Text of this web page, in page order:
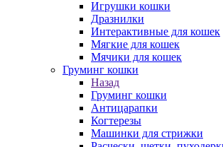
Игрушки кошки
Дразнилки
Интерактивные для кошек
Мягкие для кошек
Мячики для кошек
Груминг кошки
Назад
Груминг кошки
Антицарапки
Когтерезы
Машинки для стрижки